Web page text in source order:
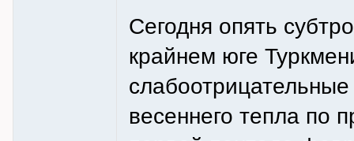
Сегодня опять
крайнем юге
весеннего тепла по